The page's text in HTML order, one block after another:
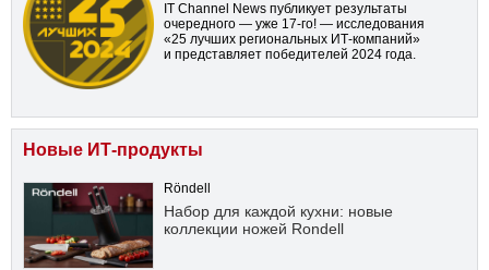
IT Channel News публикует результаты
очередного — уже 17-го! — исследования
«25 лучших региональных ИТ-компаний»
и представляет победителей 2024 года.
Новые ИТ-продукты
Röndell
Набор для каждой кухни: новые
коллекции ножей Rondell